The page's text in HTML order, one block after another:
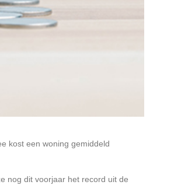
kost een woning gemiddeld
nog dit voorjaar het record uit de